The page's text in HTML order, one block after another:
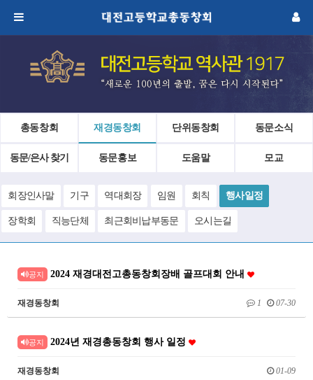
총동창회 재경동창회 단위동창회 동문소식
동문/은사 찾기 동문홍보 도움말 모교
회장인사말 기구 역대회장 임원 회칙 행사일정
장학회 직능단체 최근회비납부동문 오시는길
공지 2024 재경대전고총동창회장배 골프대회 안내
재경동창회 1 07-30
공지 2024년 재경총동창회 행사 일정
재경동창회 01-09